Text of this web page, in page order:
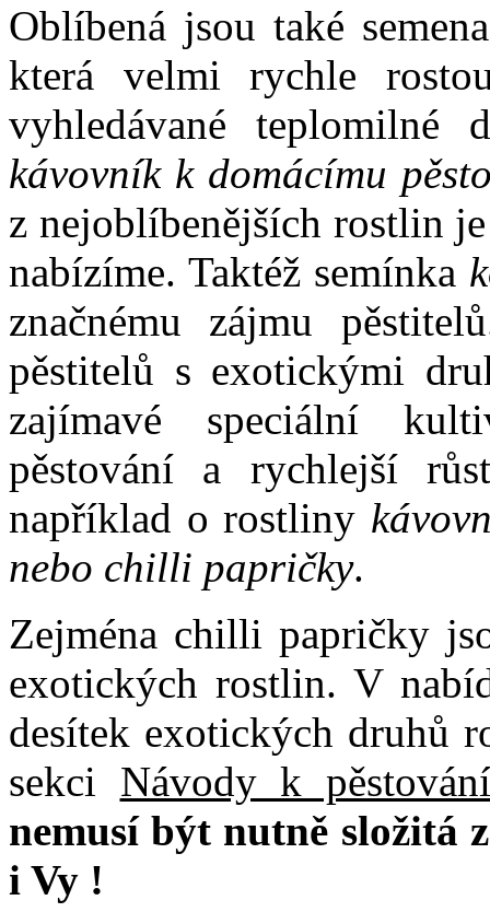
Oblíbená jsou také
která velmi rychle
vyhledávané
kávovník k domácímu
z nejoblíbenějších rostlin
nabízíme. Taktéž semínka
značnému zájmu
pěstitelů s exotickými
zajímavé speciální
pěstování a rychlejší
například o rostliny
nebo chilli papričky.
Zejména chilli papričky
exotických rostlin. V
desítek exotických druhů
sekci Návody k
nemusí být nutně složitá
i Vy !